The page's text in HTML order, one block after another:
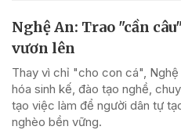
Nghệ An: Trao "cần
vươn lên
Thay vì chỉ "cho con cá",
hóa sinh kế, đào tạo nghề,
tạo việc làm để người dân tự
nghèo bền vững.